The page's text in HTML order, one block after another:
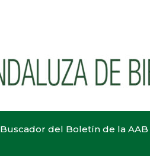
Buscador del Boletín de la AAB